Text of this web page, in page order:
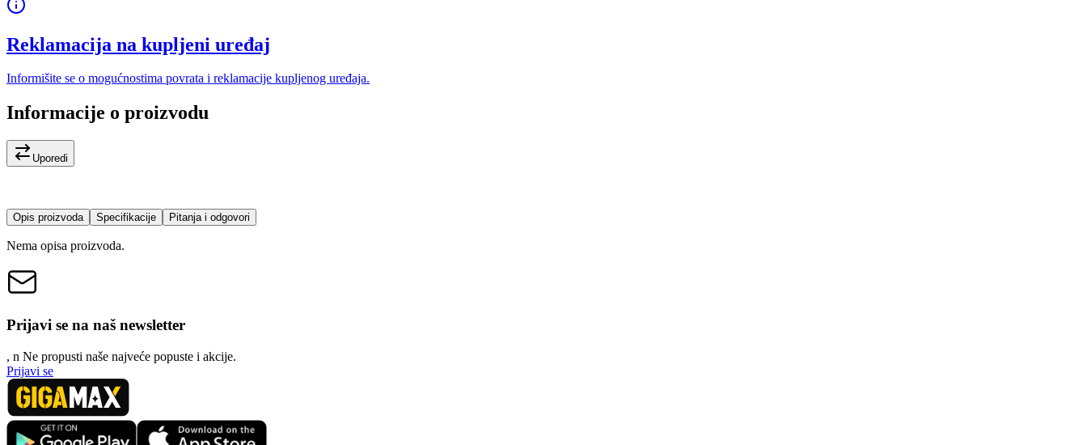
Reklamacija na kupljeni uređaj
Informišite se o mogućnostima povrata i reklamacije kupljenog uređaja.
Informacije o proizvodu
Uporedi
Opis proizvoda Specifikacije Pitanja i odgovori
Nema opisa proizvoda.
Prijavi se na naš newsletter
, n Ne propusti naše najveće popuste i akcije.
Prijavi se